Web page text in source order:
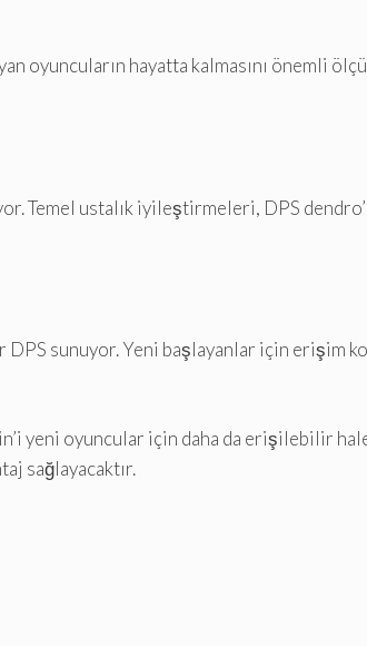
oyuncuların hayatta kalmasını önemli
Temel ustalık iyileştirmeleri, DPS
sunuyor. Yeni başlayanlar için erişim
yeni oyuncular için daha da erişilebilir
sağlayacaktır.